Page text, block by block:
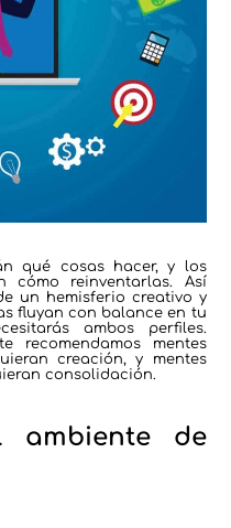
qué cosas hacer, y los
cómo reinventarlas. Así
un hemisferio creativo y
fluyan con balance en tu
ambos perfiles.
recomendamos mentes
creación, y mentes
consolidación.
ambiente de